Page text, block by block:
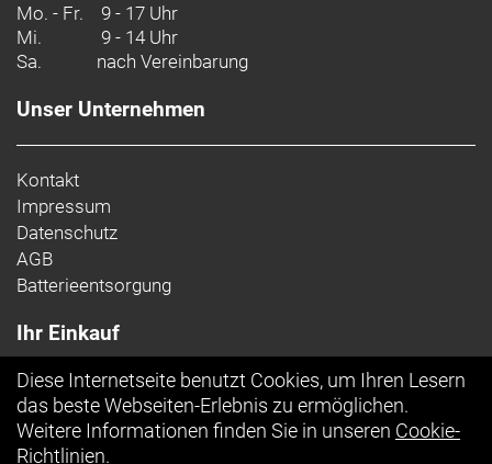
Mo. - Fr. 9 - 17 Uhr
Mi.
9 - 14 Uhr
Sa.
nach Vereinbarung
Unser Unternehmen
Kontakt
Impressum
Datenschutz
AGB
Batterieentsorgung
Ihr Einkauf
Top Artikel
Diese Internetseite benutzt Cookies, um Ihren Lesern
das beste Webseiten-Erlebnis zu ermöglichen.
Weitere Informationen finden Sie in unseren Cookie-
Richtlinien.